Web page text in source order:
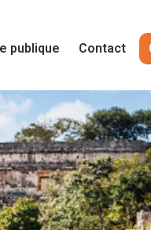
publique Contact